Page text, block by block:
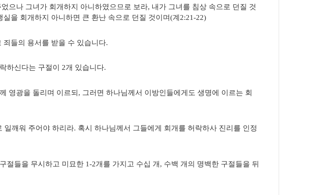
으나 그녀가 회개하지 아니하였으므로 보라, 내가 그녀를 침상 속으로 던질 것
을 회개하지 아니하면 큰 환난 속으로 던질 것이며(계2:21-22)
들의 용서를 받을 수 있습니다.
하신다는 구절이 2개 있습니다.
영광을 돌리며 이르되, 그러면 하나님께서 이방인들에게도 생명에 이르는 회
깨워 주어야 하리라. 혹시 하나님께서 그들에게 회개를 허락하사 진리를 인정
절들을 무시하고 미묘한 1-2개를 가지고 수십 개, 수백 개의 명백한 구절들을 뒤